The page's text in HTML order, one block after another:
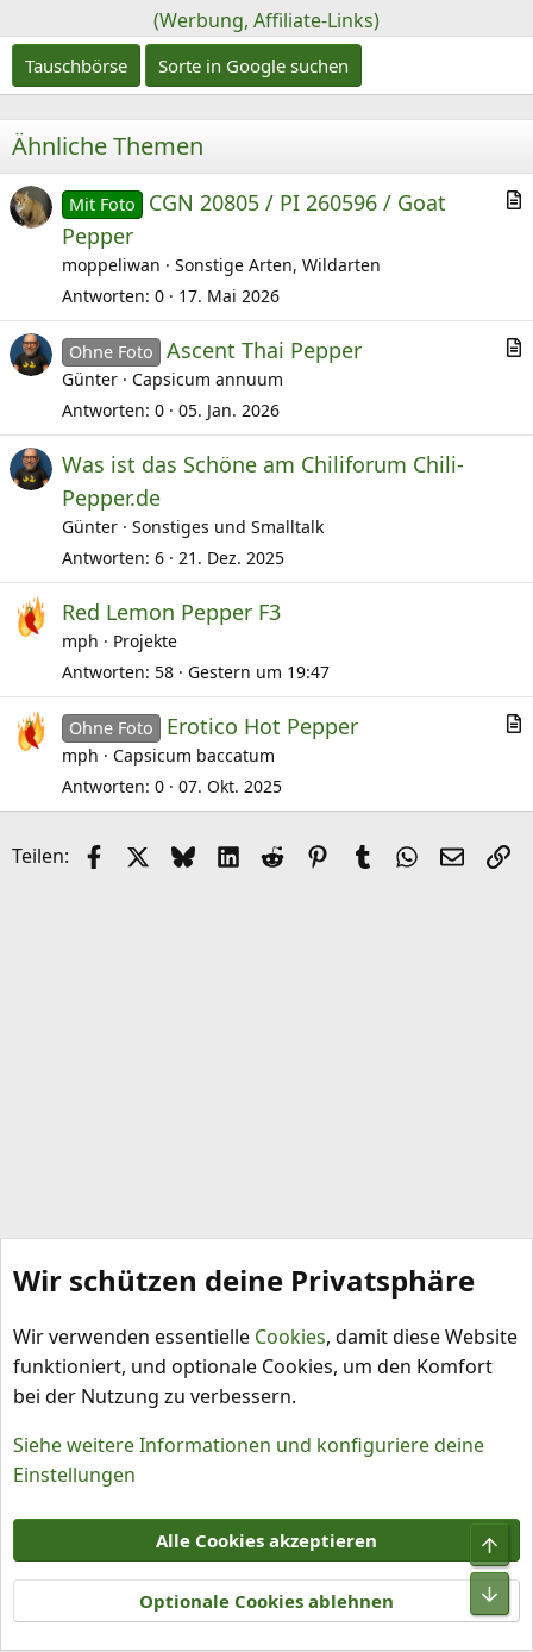
(Werbung, Affiliate-Links)
Tauschbörse Sorte in Google suchen
Ähnliche Themen
k
Mit Foto
CGN 20805 / PI 260596 / Goat
Pepper
moppeliwan
Sonstige Arten, Wildarten
Antworten 0 17. Mai 2026
i
Ohne Foto Ascent Thai Pepper
Günter
Capsicum annuum
Antworten 0 05. Jan. 2026
Was ist das Schöne am Chiliforum Chili-
Pepper.de
Günter
Sonstiges und Smalltalk
Antworten 6 21. Dez. 2025
Red Lemon Pepper F3
mph
Projekte
Antworten 58 Gestern um 19:47
i
Ohne Foto Erotico Hot Pepper
mph
Capsicum baccatum
Antworten 0 07. Okt. 2025
Teilen: FacebookX (Twitter)
BlueskyLinkedIn
Reddit Pinterest
Tumblr WhatsApp
E-Mail
Capsicum annuum
Nutzungsbedingungen
Datenschutz
Hilfe und Impressum
R
S
S
Community platform by XenForo® © 2010-2026 XenForo Ltd.
Wir schützen deine Privatsphäre
Wir verwenden essentielle Cookies, damit diese Website
funktioniert, und optionale Cookies, um den Komfort
bei der Nutzung zu verbessern.
Siehe weitere Informationen und konfiguriere deine
Einstellungen
Alle Cookies akzeptieren
Optionale Cookies ablehnen